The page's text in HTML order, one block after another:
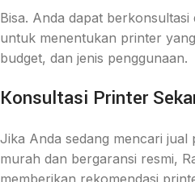
Bisa. Anda dapat berkonsultasi
untuk menentukan printer
budget, dan jenis penggunaan.
Konsultasi Printer
Jika Anda sedang mencari jual
murah dan bergaransi resmi,
memberikan rekomendasi